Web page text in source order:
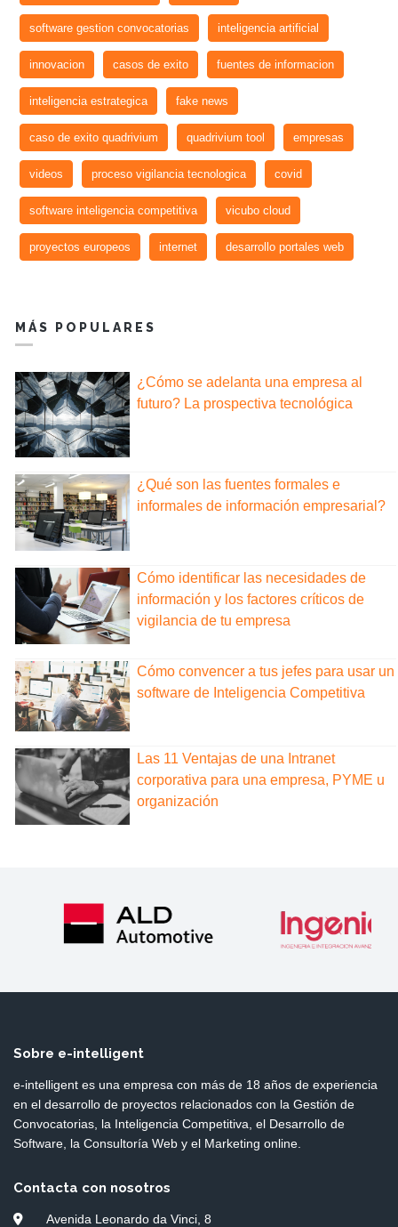
software gestion convocatorias inteligencia artificial
innovacion casos de exito fuentes de informacion
inteligencia estrategica fake news
caso de exito quadrivium quadrivium tool empresas
videos proceso vigilancia tecnologica covid
software inteligencia competitiva vicubo cloud
proyectos europeos internet desarrollo portales web
MÁS POPULARES
¿Cómo se adelanta una empresa al
futuro? La prospectiva tecnológica
¿Qué son las fuentes formales e
informales de información empresarial?
Cómo identificar las necesidades de
información y los factores críticos de
vigilancia de tu empresa
Cómo convencer a tus jefes para usar un
software de Inteligencia Competitiva
Las 11 Ventajas de una Intranet
corporativa para una empresa, PYME u
organización
Sobre e-intelligent
e-intelligent es una empresa con más de 18 años de experiencia
en el desarrollo de proyectos relacionados con la Gestión de
Convocatorias, la Inteligencia Competitiva, el Desarrollo de
Software, la Consultoría Web y el Marketing online.
Contacta con nosotros
Avenida Leonardo da Vinci, 8